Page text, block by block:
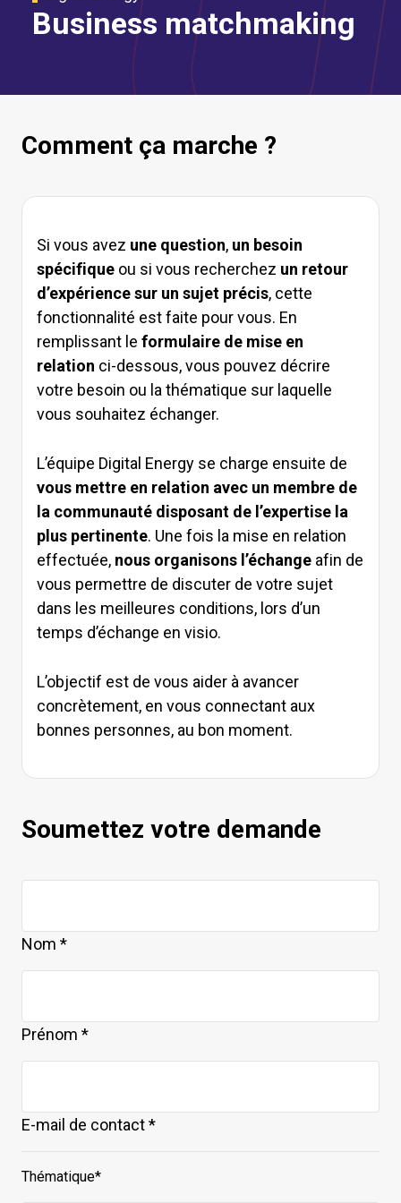
Business matchmaking
Comment ça marche ?
Si vous avez une question, un besoin
spécifique ou si vous recherchez un retour
d’expérience sur un sujet précis, cette
fonctionnalité est faite pour vous. En
remplissant le formulaire de mise en
relation ci-dessous, vous pouvez décrire
votre besoin ou la thématique sur laquelle
vous souhaitez échanger.
L’équipe Digital Energy se charge ensuite de
vous mettre en relation avec un membre de
la communauté disposant de l’expertise la
plus pertinente. Une fois la mise en relation
effectuée, nous organisons l’échange afin de
vous permettre de discuter de votre sujet
dans les meilleures conditions, lors d’un
temps d’échange en visio.
L’objectif est de vous aider à avancer
concrètement, en vous connectant aux
bonnes personnes, au bon moment.
Soumettez votre demande
Nom *
Prénom *
E-mail de contact *
Thématique*